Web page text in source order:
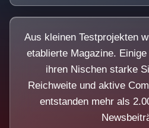
Aus kleinen Testprojekten
etablierte Magazine.
ihren Nischen starke
Reichweite und aktive
entstanden mehr als